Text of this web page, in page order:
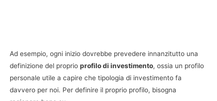
Ad esempio, ogni inizio dovrebbe prevedere innanzitutto una
definizione del proprio profilo di investimento, ossia un profilo
personale utile a capire che tipologia di investimento fa
davvero per noi. Per definire il proprio profilo, bisogna